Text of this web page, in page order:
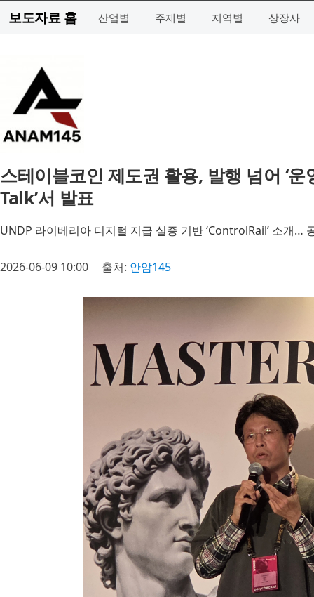
보도자료 홈 산업별 주제별 지역별 상장사
스테이블코인 제도권 활용, 발행 넘어 ‘
Talk’서 발표
UNDP 라이베리아 디지털 지급 실증 기반 ‘ControlRail’ 소개…
2026-06-09 10:00 출처: 안암145